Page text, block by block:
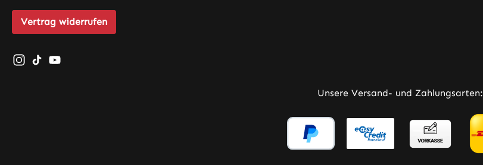
Vertrag widerrufen
Schau auf Instagram vorbei – öffnet in neuem Tab (externer Link)
Sieh dir unsere TikTok-Videos an – öffnet in neuem Tab (externer Link)
Sieh dir unsere Videos auf YouTube an – öffnet in neuem Tab (externer Link)
Unsere Versand- und Zahlungsarten: